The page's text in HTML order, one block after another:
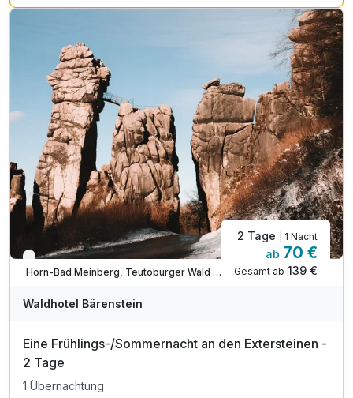
mit Indoorpool & Saunalandschaft
Nur noch bis August
Horn-Bad Meinberg, Teutoburger Wald / Ostwestfalen
2 Tage | 1 Nacht
ab 70 €
Gesamt ab 139 €
Waldhotel Bärenstein
Eine Frühlings-/Sommernacht an den Extersteinen -
2 Tage
1 Übernachtung